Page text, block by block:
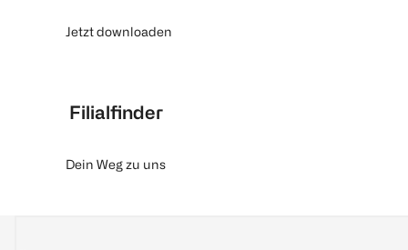
Jetzt downloaden
Filialfinder
Dein Weg zu uns